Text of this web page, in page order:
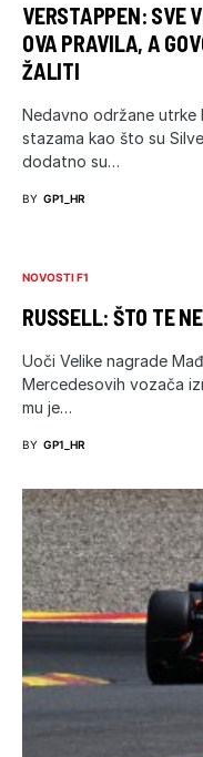
VERSTAPPEN: SVE
OVA PRAVILA, A
ŽALITI
Nedavno održane utrke
stazama kao što su
dodatno su…
BY GP1_HR
NOVOSTI F1
RUSSELL: ŠTO TE
Uoči Velike nagrade
Mercedesovih vozača
mu je…
BY GP1_HR